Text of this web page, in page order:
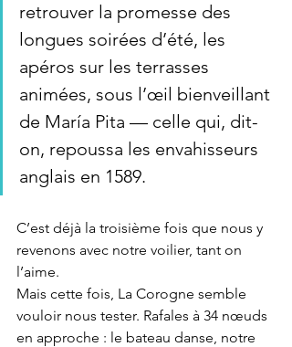
retrouver la promesse des
longues soirées d’été, les
apéros sur les terrasses
animées, sous l’œil bienveillant
de María Pita — celle qui, dit-
on, repoussa les envahisseurs
anglais en 1589.
C’est déjà la troisième fois que nous y
revenons avec notre voilier, tant on
l’aime.
Mais cette fois, La Corogne semble
vouloir nous tester. Rafales à 34 nœuds
en approche : le bateau danse, notre